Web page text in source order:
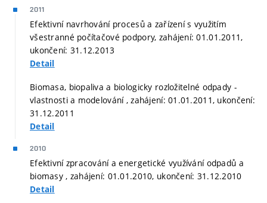
2011
Efektivní navrhování procesů a zařízení s využitím
všestranné počítačové podpory, zahájení: 01.01.2011,
ukončení: 31.12.2013
Detail
Biomasa, biopaliva a biologicky rozložitelné odpady -
vlastnosti a modelování , zahájení: 01.01.2011, ukončení:
31.12.2011
Detail
2010
Efektivní zpracování a energetické využívání odpadů a
biomasy , zahájení: 01.01.2010, ukončení: 31.12.2010
Detail